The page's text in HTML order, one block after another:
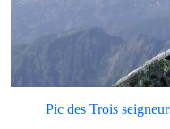
Pic des Trois